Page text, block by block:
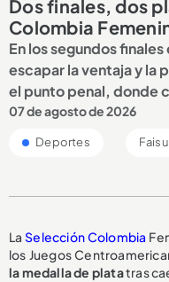
Dos finales, dos
Colombia
En los segundos
escapar la ventaja y la
el punto penal, donde
07 de agosto de 2026
Deportes
LaSelección Colombia
los Juegos
la medalla de platatras